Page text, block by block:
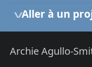
Aller à un
Archie Agullo-